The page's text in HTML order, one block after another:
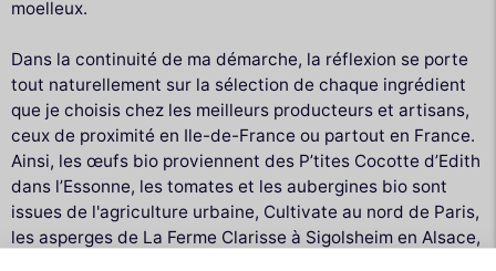
moelleux.
Dans la continuité de ma démarche, la réflexion se porte
tout naturellement sur la sélection de chaque ingrédient
que je choisis chez les meilleurs producteurs et artisans,
ceux de proximité en Ile-de-France ou partout en France.
Ainsi, les œufs bio proviennent des P’tites Cocotte d’Edith
dans l’Essonne, les tomates et les aubergines bio sont
issues de l'agriculture urbaine, Cultivate au nord de Paris,
les asperges de La Ferme Clarisse à Sigolsheim en Alsace,